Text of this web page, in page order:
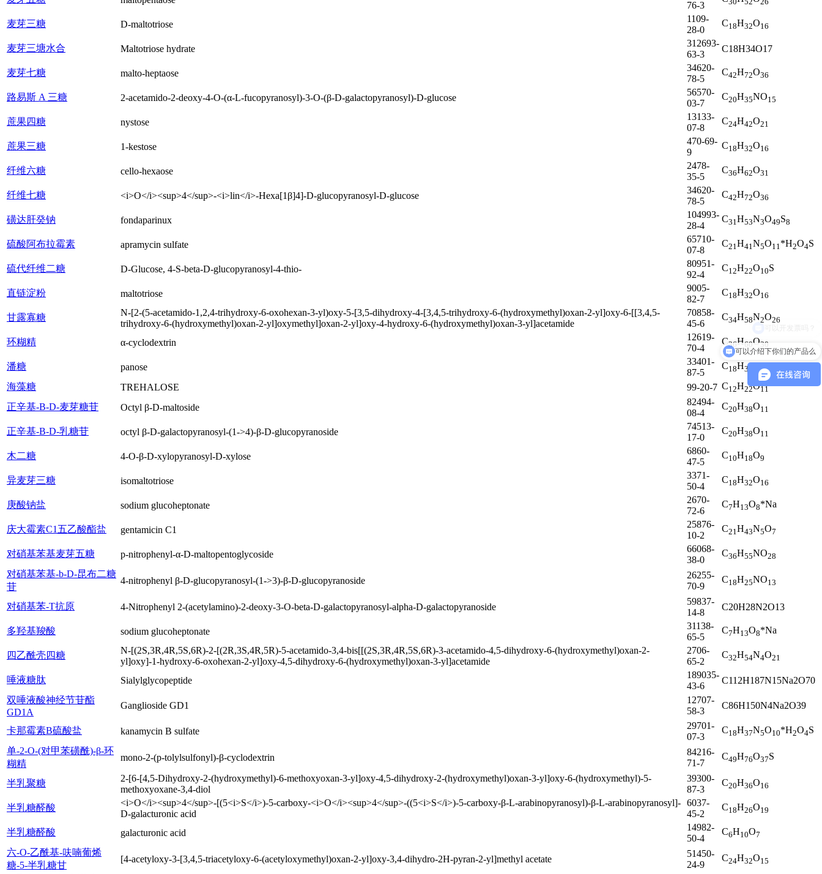
76-3
麦芽三糖 D-maltotriose
1109-
28-0
C18H32O16
麦芽三塘水合 Maltotriose hydrate
312693-
63-3
C18H34O17
麦芽七糖 malto-heptaose
34620-
78-5
C42H72O36
路易斯 A 三糖 2-acetamido-2-deoxy-4-O-(α-L-fucopyranosyl)-3-O-(β-D-galactopyranosyl)-D-glucose
56570-
03-7
C20H35NO15
蔗果四糖 nystose
13133-
07-8
C24H42O21
蔗果三糖 1-kestose
470-69-
9
C18H32O16
纤维六糖 cello-hexaose
2478-
35-5
C36H62O31
纤维七糖 <i>O</i><sup>4</sup>-<i>lin</i>-Hexa[1β]4]-D-glucopyranosyl-D-glucose
34620-
78-5
C42H72O36
磺达肝癸钠 fondaparinux
104993-
28-4
C31 H53N3O49S8
硫酸阿布拉霉素 apramycin sulfate
65710-
07-8
C21 H41 N5O11 *H2O4S
硫代纤维二糖 D-Glucose, 4-S-beta-D-glucopyranosyl-4-thio-
80951-
92-4
C12H22O10S
直链淀粉 maltotriose
9005-
82-7
C18H32O16
甘露寡糖
N-[2-(5-acetamido-1,2,4-trihydroxy-6-oxohexan-3-yl)oxy-5-[3,5-dihydroxy-4-[3,4,5-trihydroxy-6-(hydroxymethyl)oxan-2-yl]oxy-6-[[3,4,5-
trihydroxy-6-(hydroxymethyl)oxan-2-yl]oxymethyl]oxan-2-yl]oxy-4-hydroxy-6-(hydroxymethyl)oxan-3-yl]acetamide
70858-
45-6
C34H58N2O26
环糊精 α-cyclodextrin
12619-
70-4
C36H60O30
潘糖 panose
33401-
87-5
C18H32 O16
海藻糖 TREHALOSE 99-20-7 C12H22O11
正辛基-Β-D-麦芽糖苷 Octyl β-D-maltoside
82494-
08-4
C20H38O11
正辛基-Β-D-乳糖苷 octyl β-D-galactopyranosyl-(1->4)-β-D-glucopyranoside
74513-
17-0
C20H38O11
木二糖 4-O-β-D-xylopyranosyl-D-xylose
6860-
47-5
C10H18O9
异麦芽三糖 isomaltotriose
3371-
50-4
C18H32O16
庚酸钠盐 sodium glucoheptonate
2670-
72-6
C7H13O8*Na
庆大霉素C1五乙酸酯盐 gentamicin C1
25876-
10-2
C21 H43N5O7
对硝基苯基麦芽五糖 p‐nitrophenyl‐α‐D-maltopentoglycoside
66068-
38-0
C36H55NO28
对硝基苯基-b-D-昆布二糖
苷
4-nitrophenyl β-D-glucopyranosyl-(1->3)-β-D-glucopyranoside
26255-
70-9
C18H25NO13
对硝基苯-T抗原 4-Nitrophenyl 2-(acetylamino)-2-deoxy-3-O-beta-D-galactopyranosyl-alpha-D-galactopyranoside
59837-
14-8
C20H28N2O13
多羟基羧酸 sodium glucoheptonate
31138-
65-5
C7H13O8*Na
四乙酰壳四糖
N-[(2S,3R,4R,5S,6R)-2-[(2R,3S,4R,5R)-5-acetamido-3,4-bis[[(2S,3R,4R,5S,6R)-3-acetamido-4,5-dihydroxy-6-(hydroxymethyl)oxan-2-
yl]oxy]-1-hydroxy-6-oxohexan-2-yl]oxy-4,5-dihydroxy-6-(hydroxymethyl)oxan-3-yl]acetamide
2706-
65-2
C32H54N4O21
唾液糖肽 Sialylglycopeptide
189035-
43-6
C112H187N15Na2O70
双唾液酸神经节苷酯
GD1A
Ganglioside GD1
12707-
58-3
C86H150N4Na2O39
卡那霉素B硫酸盐 kanamycin B sulfate
29701-
07-3
C18H37N5O10*H2O4S
单-2-O-(对甲苯磺酰)-β-环
糊精
mono-2-(p-tolylsulfonyl)-β-cyclodextrin
84216-
71-7
C49H76O37S
半乳聚糖
2-[6-[4,5-Dihydroxy-2-(hydroxymethyl)-6-methoxyoxan-3-yl]oxy-4,5-dihydroxy-2-(hydroxymethyl)oxan-3-yl]oxy-6-(hydroxymethyl)-5-
methoxyoxane-3,4-diol
39300-
87-3
C20H36O16
半乳糖醛酸
<i>O</i><sup>4</sup>-[(5<i>S</i>)-5-carboxy-<i>O</i><sup>4</sup>-((5<i>S</i>)-5-carboxy-β-L-arabinopyranosyl)-β-L-arabinopyranosyl]-
D-galacturonic acid
6037-
45-2
C18H26O19
半乳糖醛酸 galacturonic acid
14982-
50-4
C6H10O7
六-O-乙酰基-呋喃葡烯
糖-5-半乳糖甘
[4-acetyloxy-3-[3,4,5-triacetyloxy-6-(acetyloxymethyl)oxan-2-yl]oxy-3,4-dihydro-2H-pyran-2-yl]methyl acetate
51450-
24-9
C24H32O15
可以介绍下你们的产品么